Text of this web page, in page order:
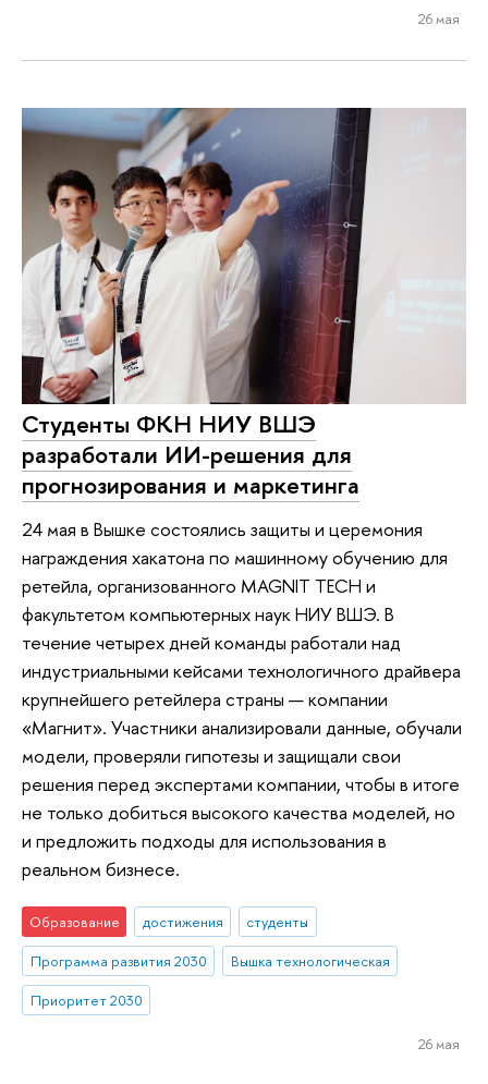
26 мая
Студенты ФКН НИУ ВШЭ
разработали ИИ-решения для
прогнозирования и маркетинга
24 мая в Вышке состоялись защиты и церемония
награждения хакатона по машинному обучению для
ретейла, организованного MAGNIT TECH и
факультетом компьютерных наук НИУ ВШЭ. В
течение четырех дней команды работали над
индустриальными кейсами технологичного драйвера
крупнейшего ретейлера страны — компании
«Магнит». Участники анализировали данные, обучали
модели, проверяли гипотезы и защищали свои
решения перед экспертами компании, чтобы в итоге
не только добиться высокого качества моделей, но
и предложить подходы для использования в
реальном бизнесе.
Образование достижения
студенты
Программа развития 2030
Вышка технологическая
Приоритет 2030
26 мая